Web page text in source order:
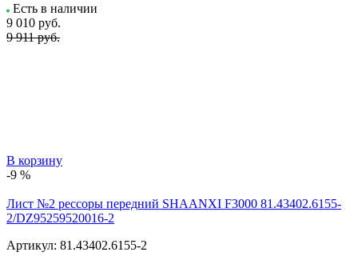
Есть в наличии
9 010 руб.
9 911 руб.
В корзину
-9 %
Лист №2 рессоры передний SHAANXI F3000 81.43402.6155-
2/DZ95259520016-2
Артикул: 81.43402.6155-2